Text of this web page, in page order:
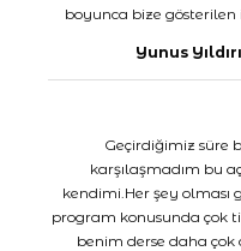
boyunca bize gösterilen
Yunus
Geçirdiğimiz süre
karşılaşmadım bu
kendimi.Her şey olması
program konusunda çok
benim derse daha